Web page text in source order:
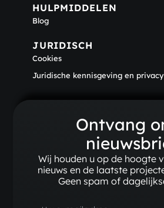
HULPMIDDELEN
Blog
JURIDISCH
Cookies
Juridische kennisgeving en privacy
Ontvang
Wij houden u op de hoogte
nieuws en de laatste
Geen spam of